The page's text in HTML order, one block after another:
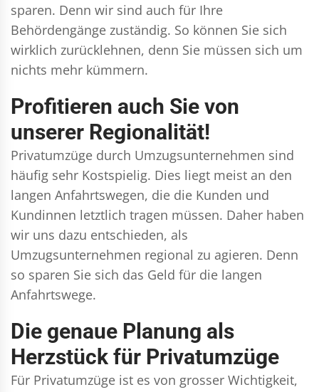
sparen. Denn wir sind auch für Ihre
Behördengänge zuständig. So können Sie sich
wirklich zurücklehnen, denn Sie müssen sich um
nichts mehr kümmern.
Profitieren auch Sie von
unserer Regionalität!
Privatumzüge durch Umzugsunternehmen sind
häufig sehr Kostspielig. Dies liegt meist an den
langen Anfahrtswegen, die die Kunden und
Kundinnen letztlich tragen müssen. Daher haben
wir uns dazu entschieden, als
Umzugsunternehmen regional zu agieren. Denn
so sparen Sie sich das Geld für die langen
Anfahrtswege.
Die genaue Planung als
Herzstück für Privatumzüge
Für Privatumzüge ist es von grosser Wichtigkeit,